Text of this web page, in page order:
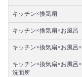
キッチン×換気扇
キッチン×換気扇×お風呂
キッチン×換気扇×お風呂
キッチン×換気扇×お風呂
洗面所